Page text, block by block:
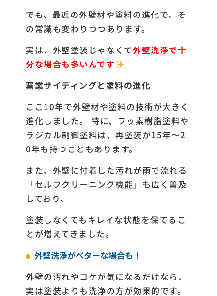
でも、最近の外壁材や塗料の進化で、そ
の常識も変わりつつあります。
実は、外壁塗装じゃなくて外壁洗浄で十
分な場合も多いんです
窯業サイディングと塗料の進化
ここ10年で外壁材や塗料の技術が大きく
進化しました。 特に、フッ素樹脂塗料や
ラジカル制御塗料は、再塗装が15年〜2
0年も持つこともあります。
また、外壁に付着した汚れが雨で流れる
「セルフクリーニング機能」も広く普及
しており、
塗装しなくてもキレイな状態を保てるこ
とが増えてきました。
外壁洗浄がベターな場合も！
外壁の汚れやコケが気になるだけなら、
実は塗装よりも洗浄の方が効果的です。